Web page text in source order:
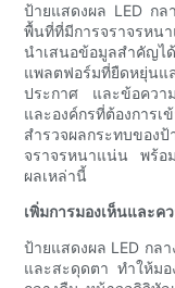
ป้ายแสดงผล LED กล
พื้นที่ที่มีการจราจรหน
นำเสนอข้อมูลสำคัญไ
แพลตฟอร์มที่ยืดหยุ่น
ประกาศ และข้อความ
และองค์กรที่ต้องการ
สำรวจผลกระทบขอ
จราจรหนาแน่น พร้อ
ผลเหล่านี้
เพิ่มการมองเห็นและค
ป้ายแสดงผล LED กล
และสะดุดตา ทำให้ม